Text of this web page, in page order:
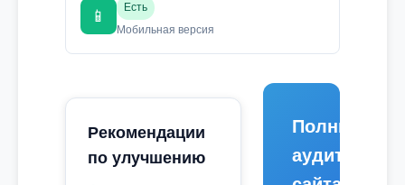
📱
Есть
Мобильная версия
Рекомендации
по улучшению
Полный
аудит